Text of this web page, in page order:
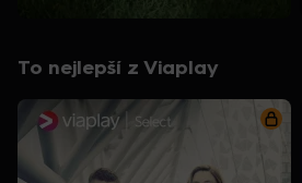
To nejlepší z Viaplay